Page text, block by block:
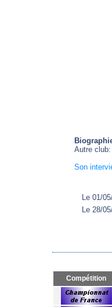
Autre
Son
Le 01/
Le 28/
Compétition